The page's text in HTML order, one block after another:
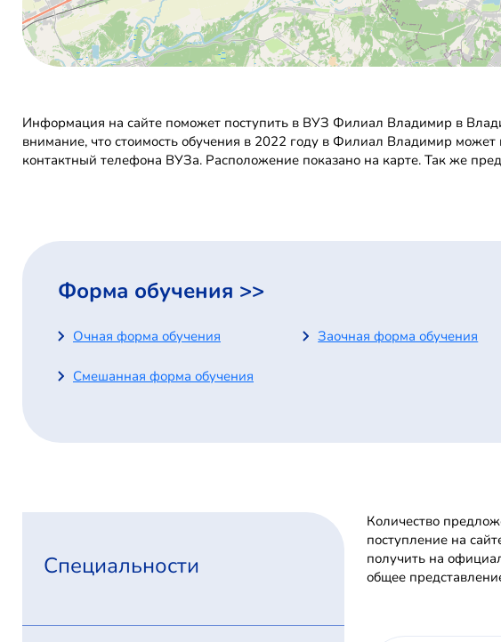
Информация на сайте поможет поступить в ВУЗ Филиал Владимир в
внимание, что стоимость обучения в 2022 году в Филиал Владимир
контактный телефона ВУЗа. Расположение показано на карте. Так же
Форма обучения >>
Очная форма обучения Заочная форма обучения
Смешанная форма обучения
Специальности
Количество
поступление на
получить на
общее